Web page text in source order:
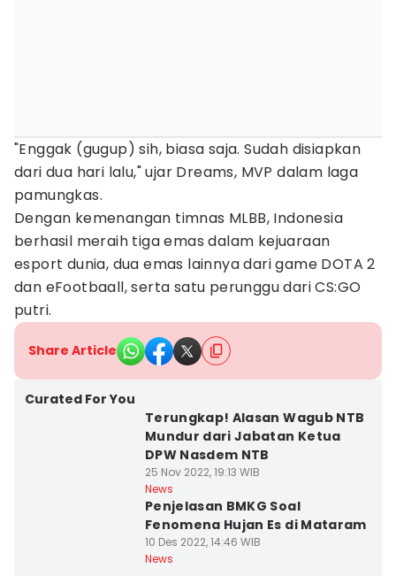
"Enggak (gugup) sih, biasa saja. Sudah disiapkan
dari dua hari lalu," ujar Dreams, MVP dalam laga
pamungkas.
Dengan kemenangan timnas MLBB, Indonesia
berhasil meraih tiga emas dalam kejuaraan
esport dunia, dua emas lainnya dari game DOTA 2
dan eFootbaall, serta satu perunggu dari CS:GO
putri.
Share Article
Curated For You
Terungkap! Alasan Wagub NTB
Mundur dari Jabatan Ketua
DPW Nasdem NTB
25 Nov 2022, 19:13 WIB
News
Penjelasan BMKG Soal
Fenomena Hujan Es di Mataram
10 Des 2022, 14:46 WIB
News